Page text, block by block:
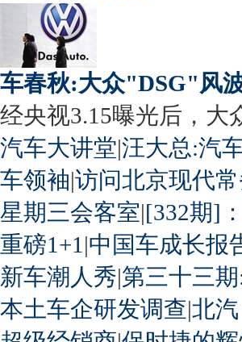
车春秋:大众"DSG"风
经央视3.15曝光后，大
汽车大讲堂|汪大总:汽
车领袖|访问北京现代
星期三会客室|[332期]
重磅1+1 |中国车成长报
新车潮人秀|第三十三
本土车企研发调查|北汽